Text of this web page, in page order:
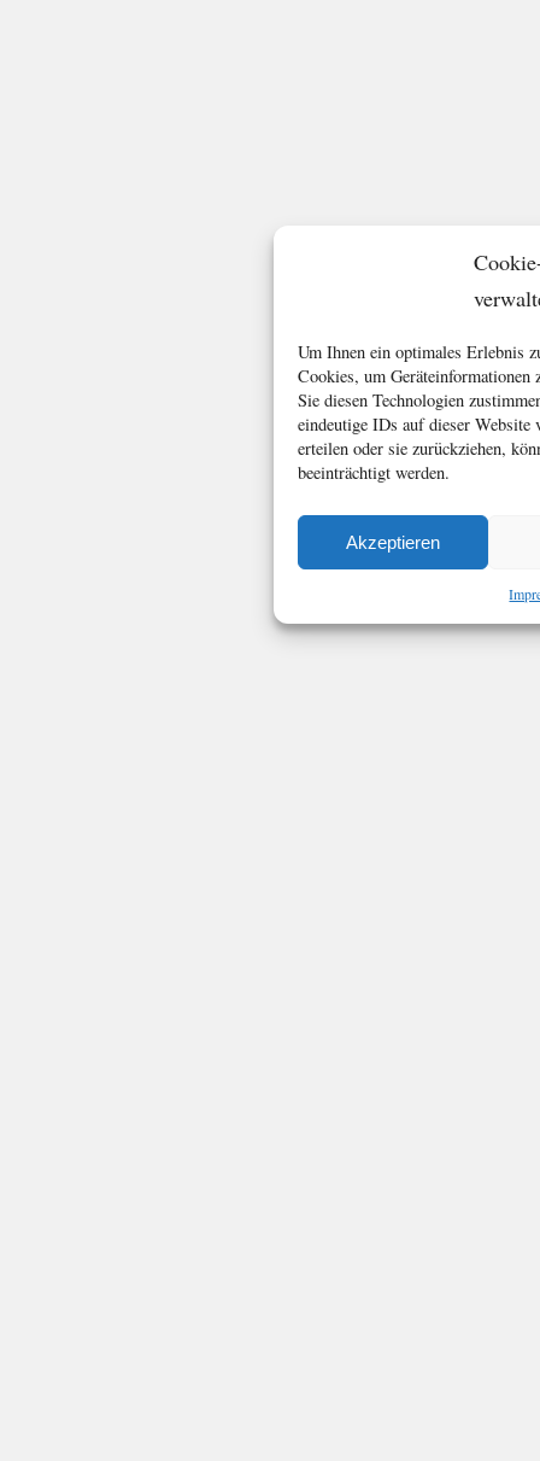
Um Ihnen ein optimales Erlebnis
Cookies, um Geräteinformationen
Sie diesen Technologien
eindeutige IDs auf dieser
erteilen oder sie zurückziehen,
beeinträchtigt werden.
Akzeptieren